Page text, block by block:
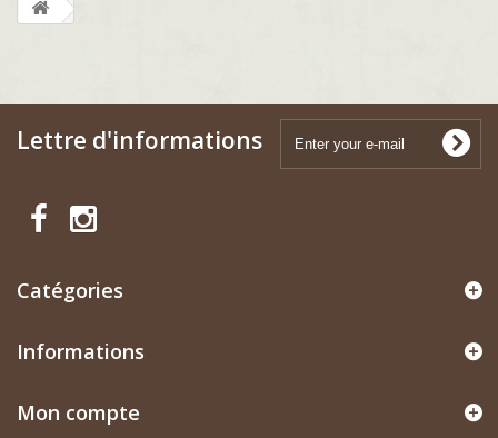
Lettre d'informations
Catégories
Informations
Mon compte